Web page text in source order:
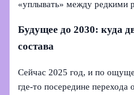
«уплывать» между редкими
Будущее до 2030: куда
состава
Сейчас 2025 год, и по
где‑то посередине